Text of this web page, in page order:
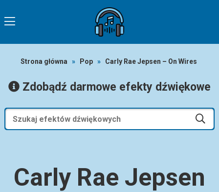
Strona główna » Pop » Carly Rae Jepsen – On Wires
Zdobądź darmowe efekty dźwiękowe
Carly Rae Jepsen